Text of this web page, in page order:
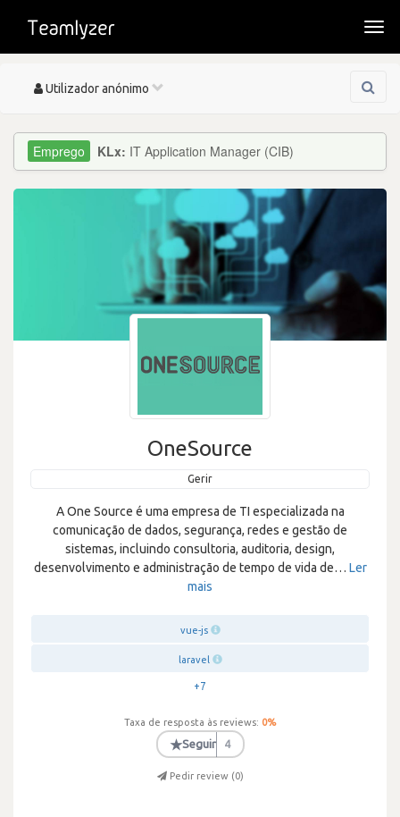
Toggle
Utilizador anónimo
KLx: IT Application Manager (CIB)
OneSource
Gerir
A One Source é uma empresa de TI especializada na
comunicação de dados, segurança, redes e gestão de
sistemas, incluindo consultoria, auditoria, design,
desenvolvimento e administração de tempo de vida de… Ler
mais
vue-js
laravel
+7
Taxa de resposta às reviews: 0%
★Seguir 4
Pedir review (0)